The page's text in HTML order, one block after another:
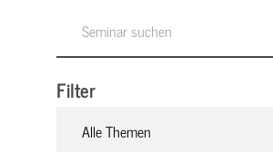
Filter
Alle Themen